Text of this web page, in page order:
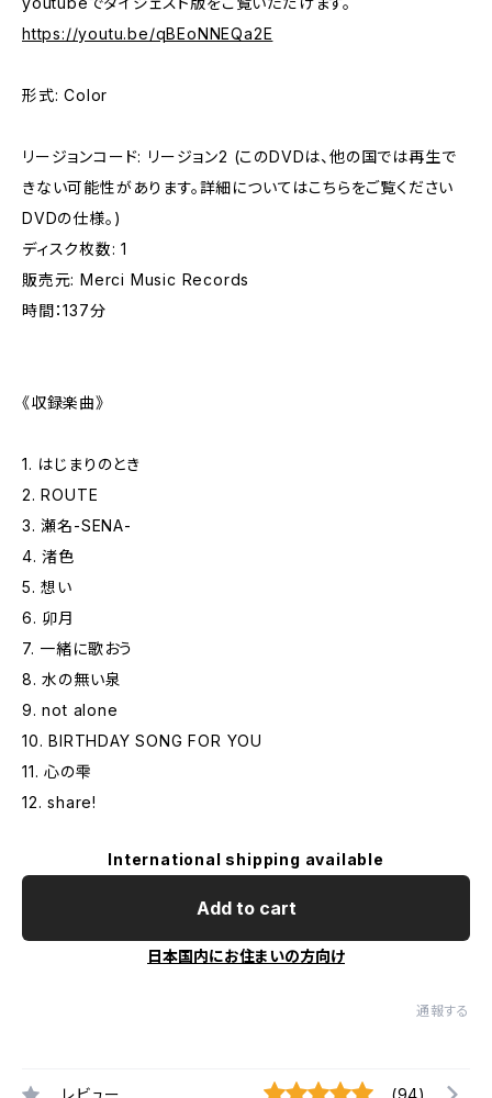
https://youtu.be/qBEoNNEQa2E
形式: Color
リージョンコード: リージョン2 (このDVDは、他の国では再生で
きない可能性があります。詳細についてはこちらをご覧ください
DVDの仕様。)
ディスク枚数: 1
販売元: Merci Music Records
時間：137分
《収録楽曲》
1. はじまりのとき
2. ROUTE
3. 瀬名-SENA-
4. 渚色
5. 想い
6. 卯月
7. 一緒に歌おう
8. 水の無い泉
9. not alone
10. BIRTHDAY SONG FOR YOU
11. 心の雫
12. share!
International shipping available
Add to cart
日本国内にお住まいの方向け
通報する
レビュー (94)